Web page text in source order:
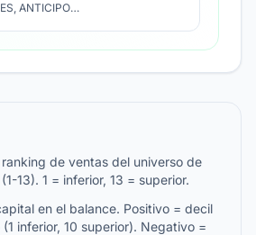
ANTICIPO
de ventas del universo de
13). 1 = inferior, 13 = superior.
en el balance. Positivo = decil
inferior, 10 superior). Negativo =